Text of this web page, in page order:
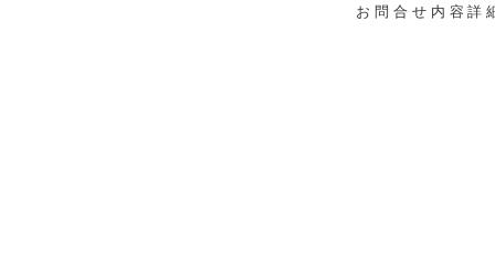
お問合せ内容詳